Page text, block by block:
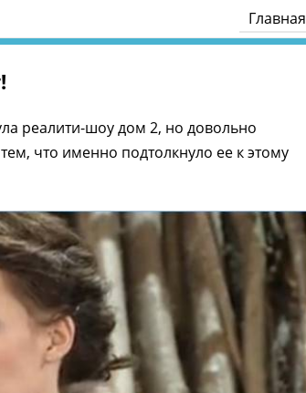
Главная
реалити-шоу дом 2, но довольно
что именно подтолкнуло ее к этому